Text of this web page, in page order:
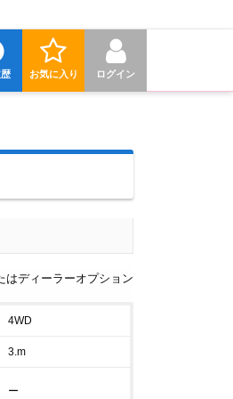
ログイン
お気に入り
ディーラーオプション
4WD
3.m
ー